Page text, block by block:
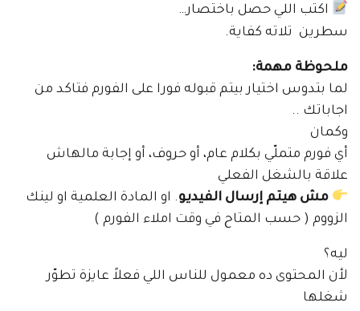
اكتب اللي حصل باختصار…
سطرين تلاته كفاية.
ملحوظة مهمة:
لما بتدوس اختيار بيتم قبوله فورا على الفورم فتاكد من
اجاباتك ..
وكمان
أي فورم متملّي بكلام عام، أو حروف، أو إجابة مالهاش
علاقة بالشغل الفعلي
مش هيتم إرسال الفيديو. او المادة العلمية او لينك
الزووم ( حسب المتاح في وقت املاء الفورم )
ليه؟
لأن المحتوى ده معمول للناس اللي فعلاً عايزة تطوّر
شغلها